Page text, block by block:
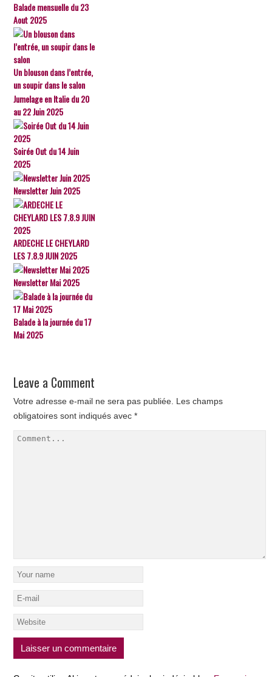
Balade mensuelle du 23
Aout 2025
Un blouson dans l’entrée,
un soupir dans le salon
Jumelage en Italie du 20
au 22 Juin 2025
Soirée Out du 14 Juin
2025
Newsletter Juin 2025
ARDECHE LE CHEYLARD
LES 7.8.9 JUIN 2025
Newsletter Mai 2025
Balade à la journée du 17
Mai 2025
Leave a Comment
Votre adresse e-mail ne sera pas publiée. Les champs
obligatoires sont indiqués avec*